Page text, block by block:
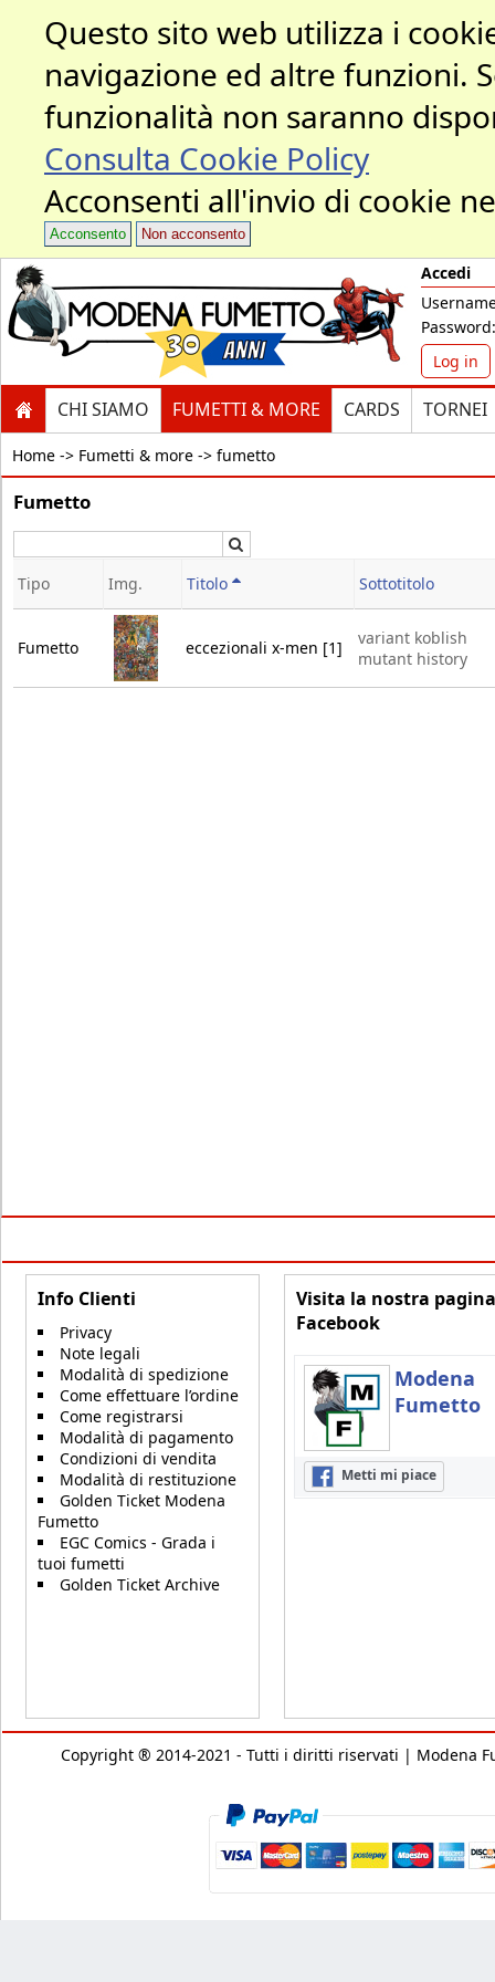
Questo sito web utilizza i
navigazione ed altre funzioni.
funzionalità non saranno
Consulta Cookie Policy
Acconsenti all'invio di cookie
Acconsento Non acconsento
Accedi
Password:
Log in
CHI SIAMO FUMETTI & MORE CARDS TORNEI
Home -> Fumetti & more -> fumetto
Fumetto
Tipo Img. Titolo Sottotitolo
Fumetto eccezionali x-men [1]
variant koblish
mutant history
Info Clienti
Privacy
Note legali
Modalità di spedizione
Come effettuare l’ordine
Come registrarsi
Modalità di pagamento
Condizioni di vendita
Modalità di restituzione
Golden Ticket Modena
Fumetto
EGC Comics - Grada i
tuoi fumetti
Golden Ticket Archive
Visita la nostra pagina
Facebook
Modena
Fumetto
Metti mi piace
Copyright ® 2014-2021 - Tutti i diritti riservati | Modena